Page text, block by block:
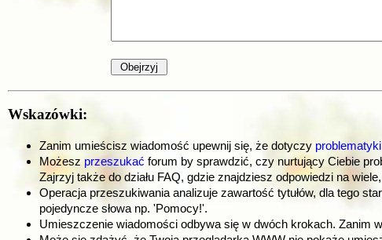
Wskazówki:
Zanim umieścisz wiadomość upewnij się, że dotyczy problematyki
Możesz przeszukać forum by sprawdzić, czy nurtujący Ciebie
Zajrzyj także do działu FAQ, gdzie znajdziesz odpowiedzi na
Operacja przeszukiwania analizuje zawartość tytułów, dla tego
pojedyncze słowa np. 'Pomocy!'.
Umieszczenie wiadomości odbywa się w dwóch krokach. Zanim